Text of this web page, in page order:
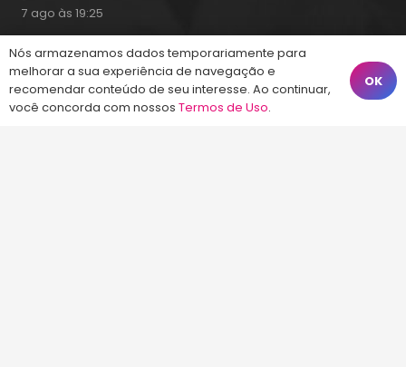
7 ago às 19:25
Fale Conosco
Nós armazenamos dados temporariamente para
melhorar a sua experiência de navegação e
recomendar conteúdo de seu interesse. Ao continuar,
você concorda com nossos Termos de Uso.
OK